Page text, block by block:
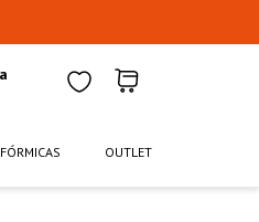
FÓRMICAS OUTLET